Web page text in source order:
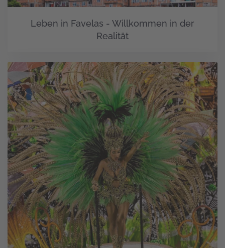
Leben in Favelas - Willkommen in der
Realität